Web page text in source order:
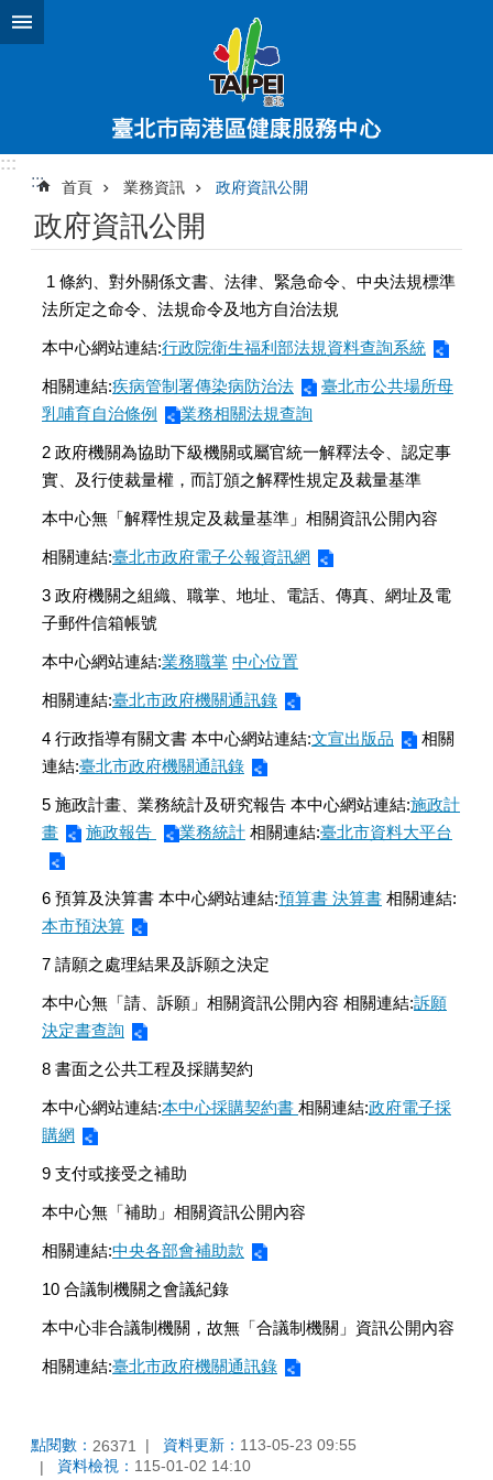
跳到主要內容區塊
:::
:::
首頁 業務資訊 政府資訊公開
政府資訊公開
1 條約、對外關係文書、法律、緊急命令、中央法規標準
法所定之命令、法規命令及地方自治法規
本中心網站連結:行政院衛生福利部法規資料查詢系統
相關連結:疾病管制署傳染病防治法
臺北市公共場所母
乳哺育自治條例
業務相關法規查詢
2 政府機關為協助下級機關或屬官統一解釋法令、認定事
實、及行使裁量權，而訂頒之解釋性規定及裁量基準
本中心無「解釋性規定及裁量基準」相關資訊公開內容
相關連結:臺北市政府電子公報資訊網
3 政府機關之組織、職掌、地址、電話、傳真、網址及電
子郵件信箱帳號
本中心網站連結:業務職掌 中心位置
相關連結:臺北市政府機關通訊錄
4 行政指導有關文書 本中心網站連結:文宣出版品
相關
連結:臺北市政府機關通訊錄
5 施政計畫、業務統計及研究報告 本中心網站連結:施政計
畫
施政報告 業務統計 相關連結:臺北市資料大平台
6 預算及決算書 本中心網站連結:預算書 決算書 相關連結:
本市預決算
7 請願之處理結果及訴願之決定
本中心無「請、訴願」相關資訊公開內容 相關連結:訴願
決定書查詢
8 書面之公共工程及採購契約
本中心網站連結:本中心採購契約書 相關連結:政府電子採
購網
9 支付或接受之補助
本中心無「補助」相關資訊公開內容
相關連結:中央各部會補助款
10 合議制機關之會議紀錄
本中心非合議制機關，故無「合議制機關」資訊公開內容
相關連結:臺北市政府機關通訊錄
點閱數： 26371 資料更新： 113-05-23 09:55
資料檢視： 115-01-02 14:10